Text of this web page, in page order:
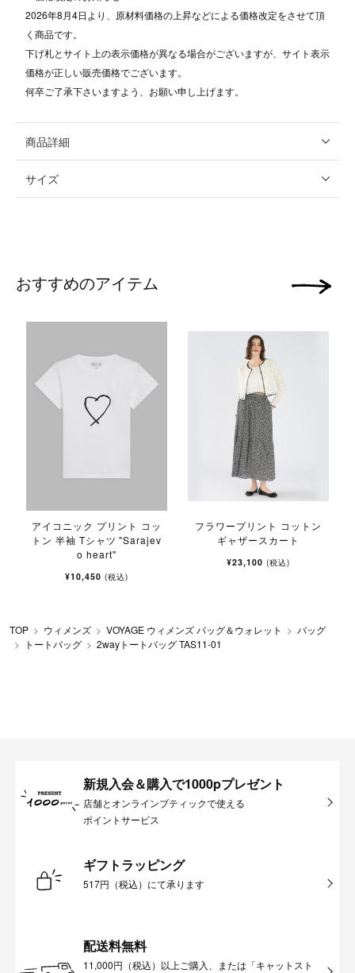
2026年8月4日より、原材料価格の上昇などによる価格改定をさせて頂
く商品です。
下げ札とサイト上の表示価格が異なる場合がございますが、サイト表示
価格が正しい販売価格でございます。
何卒ご了承下さいますよう、お願い申し上げます。
商品詳細
サイズ
おすすめのアイテム
アイコニック プリント コッ
トン 半袖 Tシャツ "Sarajev
o heart"
¥10,450 (税込)
フラワープリント コットン
ギャザースカート
¥23,100 (税込)
次の画像
TOP ウィメンズ VOYAGE ウィメンズ バッグ＆ウォレット
バッグ
トートバッグ
2wayトートバッグ TAS11-01
新規入会＆購入で1000pプレゼント
店舗とオンラインブティックで使える
ポイントサービス
ギフトラッピング
517円（税込）にて承ります
配送料無料
11,000円（税込）以上ご購入、または「キャットスト